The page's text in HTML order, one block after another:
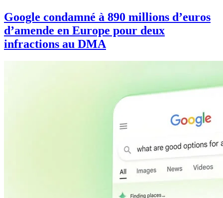
Google condamné à 890 millions d’euros
d’amende en Europe pour deux
infractions au DMA